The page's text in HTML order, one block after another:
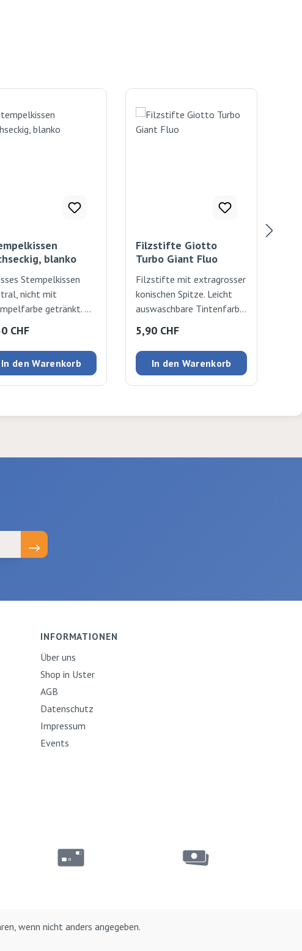
blanko
Stempelkissen
nicht mit
getränkt.
Preis:
CHF
In den Warenkorb
Filzstifte Giotto
Turbo Giant Fluo
Filzstifte mit extragrosser
konischen Spitze. Leicht
auswaschbare Tintenfarbe
Linie Ø 5mm, feine Linie Ø
2mm. 6 Farben
Regulärer Preis:
5,90 CHF
In den Warenkorb
INFORMATIONEN
Über uns
Shop in Uster
AGB
Datenschutz
Impressum
Events
wenn nicht anders angegeben.